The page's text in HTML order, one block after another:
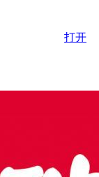
打开